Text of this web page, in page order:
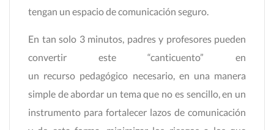
tengan un espacio de comunicación seguro.
En tan solo 3 minutos, padres y profesores pueden
convertir este “canticuento” en
un recurso pedagógico necesario, en una manera
simple de abordar un tema que no es sencillo, en un
instrumento para fortalecer lazos de comunicación